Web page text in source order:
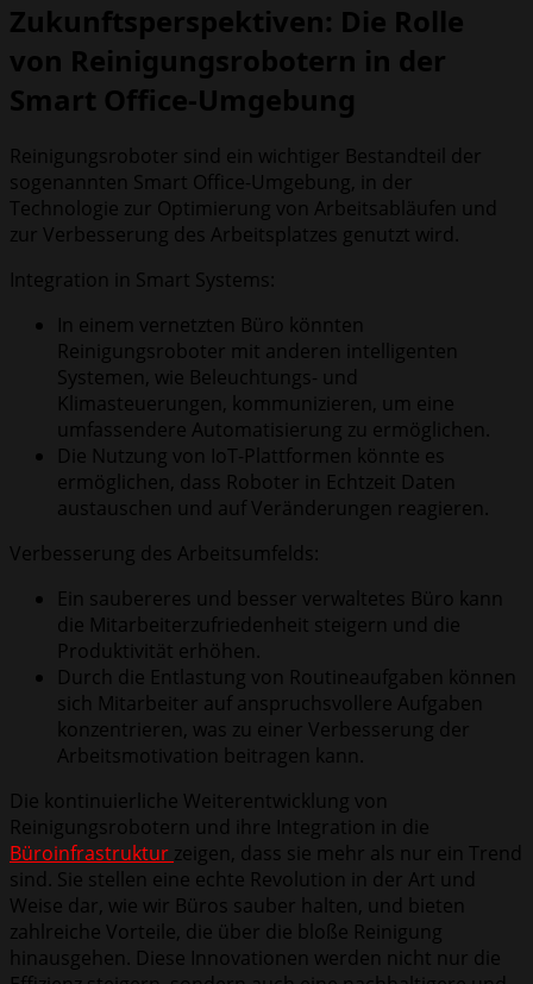
Zukunftsperspektiven: Die Rolle
von Reinigungsrobotern in der
Smart Office-Umgebung
Reinigungsroboter sind ein wichtiger Bestandteil der
sogenannten Smart Office-Umgebung, in der
Technologie zur Optimierung von Arbeitsabläufen und
zur Verbesserung des Arbeitsplatzes genutzt wird.
Integration in Smart Systems:
In einem vernetzten Büro könnten
Reinigungsroboter mit anderen intelligenten
Systemen, wie Beleuchtungs- und
Klimasteuerungen, kommunizieren, um eine
umfassendere Automatisierung zu ermöglichen.
Die Nutzung von IoT-Plattformen könnte es
ermöglichen, dass Roboter in Echtzeit Daten
austauschen und auf Veränderungen reagieren.
Verbesserung des Arbeitsumfelds:
Ein saubereres und besser verwaltetes Büro kann
die Mitarbeiterzufriedenheit steigern und die
Produktivität erhöhen.
Durch die Entlastung von Routineaufgaben können
sich Mitarbeiter auf anspruchsvollere Aufgaben
konzentrieren, was zu einer Verbesserung der
Arbeitsmotivation beitragen kann.
Die kontinuierliche Weiterentwicklung von
Reinigungsrobotern und ihre Integration in die
Büroinfrastruktur zeigen, dass sie mehr als nur ein Trend
sind. Sie stellen eine echte Revolution in der Art und
Weise dar, wie wir Büros sauber halten, und bieten
zahlreiche Vorteile, die über die bloße Reinigung
hinausgehen. Diese Innovationen werden nicht nur die